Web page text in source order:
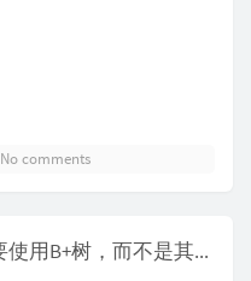
No comments
为什么MySQL的索引要使用B+树，而不是其它树？比如B树？